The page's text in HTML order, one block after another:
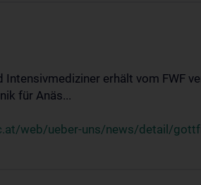
Intensivmediziner erhält vom FWF
für Anäs...
web/ueber-uns/news/detail/